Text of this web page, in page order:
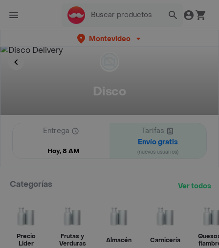
Montevideo
Disco
Entrega
Hoy, 8 AM
Tarifas
Envío gratis
(nuevos usuarios)
Categorías Ver todos
Precio
Lider
Frutas y
Verduras
Almacén Carnicería